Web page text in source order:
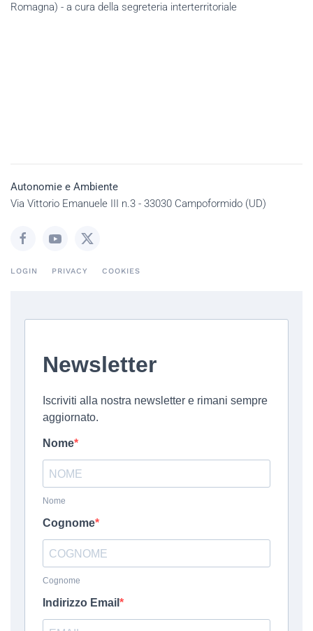
Romagna) - a cura della segreteria interterritoriale
Autonomie e Ambiente
Via Vittorio Emanuele III n.3 - 33030 Campoformido (UD)
LOGIN PRIVACY COOKIES